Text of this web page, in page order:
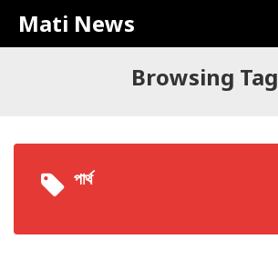
Mati News
Browsing Tag
পার্থ